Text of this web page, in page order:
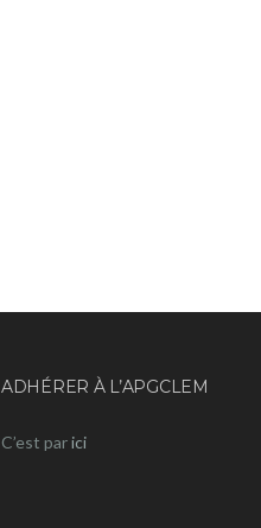
ADHÉRER À L’APGCLEM
C’est parici